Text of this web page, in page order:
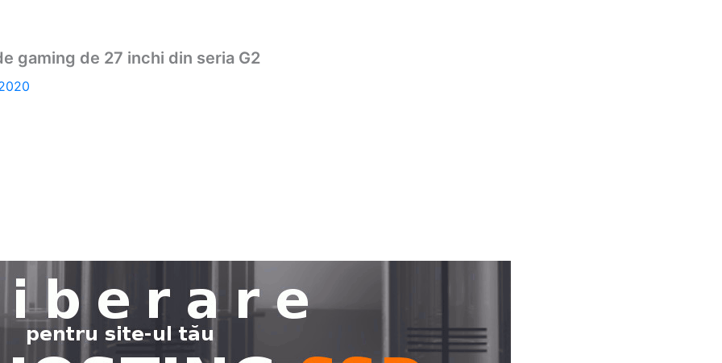
gaming de 27 inchi din seria G2